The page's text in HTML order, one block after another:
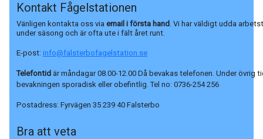
Kontakt Fågelstationen
Vänligen kontakta oss via email i första hand. Vi har väldigt udda
under säsong och är ofta ute i fält året runt.
E-post: info@falsterbofagelstation.se
Telefontid är måndagar 08.00-12.00 Då bevakas telefonen. Under övrig
bevakningen sporadisk eller obefintlig. Tel no: 0736-254 256
Postadress: Fyrvägen 35 239 40 Falsterbo
Bra att veta